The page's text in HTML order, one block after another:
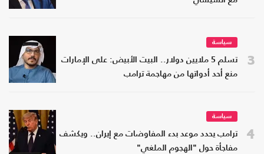
3
سياسة
تسلم 5 ملايين دولار.. البيت الأبيض: على الإمارات
منع أحد أدواتها من مهاجمة ترامب
4
سياسة
ترامب يحدد موعد بدء المفاوضات مع إيران.. ويكشف
مفاجأة حول "الهجوم الملغي"